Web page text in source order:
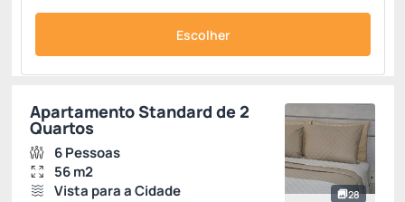
Escolher
28
Apartamento Standard de 2
Quartos
6 Pessoas
56 m2
Vista para a Cidade